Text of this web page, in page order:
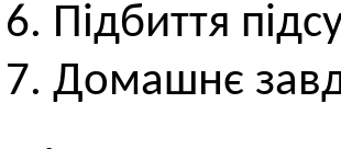
Підбиття
Домашнє